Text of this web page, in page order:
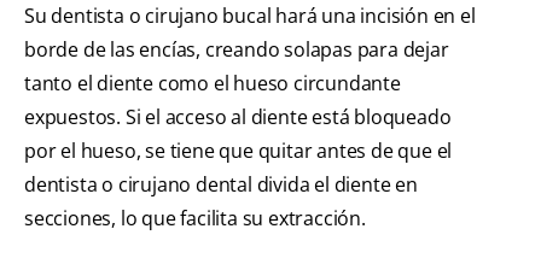
Su dentista o cirujano bucal hará una incisión en el
borde de las encías, creando solapas para dejar
tanto el diente como el hueso circundante
expuestos. Si el acceso al diente está bloqueado
por el hueso, se tiene que quitar antes de que el
dentista o cirujano dental divida el diente en
secciones, lo que facilita su extracción.